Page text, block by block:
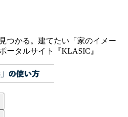
つかる。建てたい「家のイメー
ータルサイト『KLASIC』